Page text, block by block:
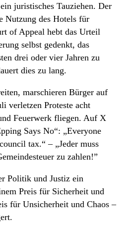
juristisches Tauziehen. Der
Nutzung des Hotels für
of Appeal hebt das Urteil
selbst gedenkt, das
drei oder vier Jahren zu
dies zu lang.
marschieren Bürger auf
verletzen Proteste acht
Feuerwerk fliegen. Auf X
Says No“: „Everyone
tax.“ – „Jeder muss
zu zahlen!”
Politik und Justiz ein
Preis für Sicherheit und
für Unsicherheit und Chaos –